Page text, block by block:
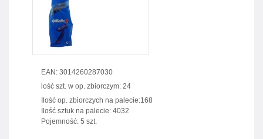
EAN: 3014260287030
lość szt. w op. zbiorczym: 24
Ilość op. zbiorczych na palecie:168
Ilość sztuk na palecie: 4032
Pojemność: 5 szt.